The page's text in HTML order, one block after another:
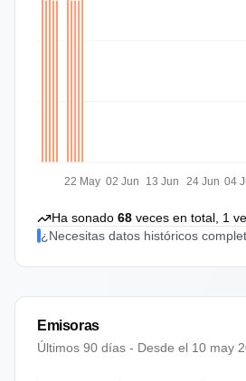
22 May 02 Jun 13 Jun 24 Jun 04
Ha sonado 68 veces en total, 1
¿Necesitas datos históricos
Emisoras
Últimos 90 días - Desde el 10 may